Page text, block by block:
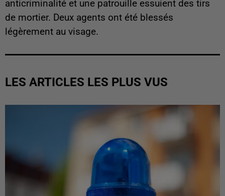
anticriminalité et une patrouille essuient des tirs
de mortier. Deux agents ont été blessés
légèrement au visage.
LES ARTICLES LES PLUS VUS